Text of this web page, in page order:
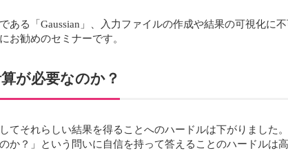
ある「Gaussian」、入力ファイルの作成や結果の可視化に
お勧めのセミナーです。
が必要なのか？
てそれらしい結果を得ることへのハードルは下がりました
か？」という問いに自信を持って答えることのハードルは高